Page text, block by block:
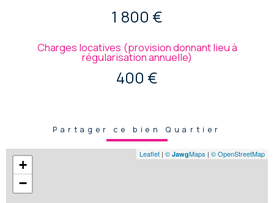
1 800 €
Charges locatives (provision donnant lieu à
régularisation annuelle)
400 €
Partager ce bien Quartier
+
−
Leaflet | © JawgMaps | © OpenStreetMap